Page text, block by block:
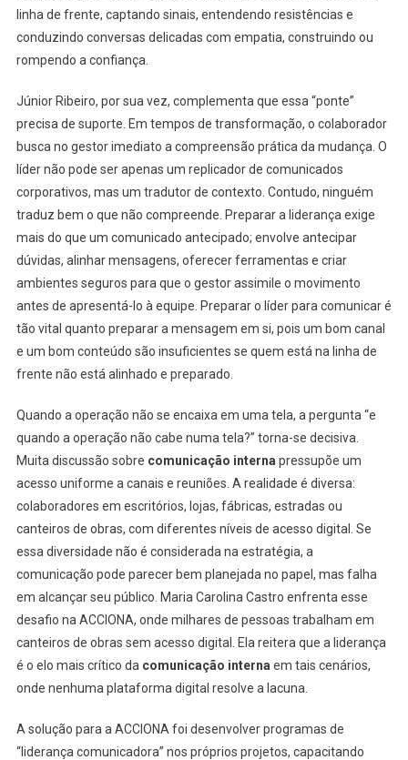
linha de frente, captando sinais, entendendo resistências e
conduzindo conversas delicadas com empatia, construindo ou
rompendo a confiança.
Júnior Ribeiro, por sua vez, complementa que essa “ponte”
precisa de suporte. Em tempos de transformação, o colaborador
busca no gestor imediato a compreensão prática da mudança. O
líder não pode ser apenas um replicador de comunicados
corporativos, mas um tradutor de contexto. Contudo, ninguém
traduz bem o que não compreende. Preparar a liderança exige
mais do que um comunicado antecipado; envolve antecipar
dúvidas, alinhar mensagens, oferecer ferramentas e criar
ambientes seguros para que o gestor assimile o movimento
antes de apresentá-lo à equipe. Preparar o líder para comunicar é
tão vital quanto preparar a mensagem em si, pois um bom canal
e um bom conteúdo são insuficientes se quem está na linha de
frente não está alinhado e preparado.
Quando a operação não se encaixa em uma tela, a pergunta “e
quando a operação não cabe numa tela?” torna-se decisiva.
Muita discussão sobre comunicação interna pressupõe um
acesso uniforme a canais e reuniões. A realidade é diversa:
colaboradores em escritórios, lojas, fábricas, estradas ou
canteiros de obras, com diferentes níveis de acesso digital. Se
essa diversidade não é considerada na estratégia, a
comunicação pode parecer bem planejada no papel, mas falha
em alcançar seu público. Maria Carolina Castro enfrenta esse
desafio na ACCIONA, onde milhares de pessoas trabalham em
canteiros de obras sem acesso digital. Ela reitera que a liderança
é o elo mais crítico da comunicação interna em tais cenários,
onde nenhuma plataforma digital resolve a lacuna.
A solução para a ACCIONA foi desenvolver programas de
“liderança comunicadora” nos próprios projetos, capacitando